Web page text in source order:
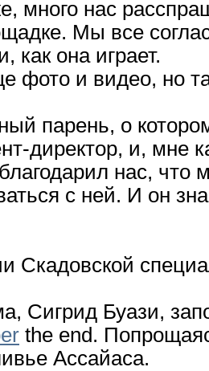
много нас
Мы все
как она играет.
фото и видео, но
парень, о
директор, и, мне
нас,
с ней. И он
Скадовской
Сигрид Буази,
the end.
Ассайаса.